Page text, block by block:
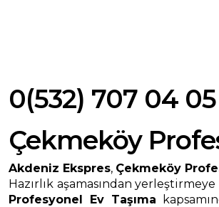
0(532) 707 04 05
Çekmeköy
Akdeniz Ekspres, Çekmeköy
Hazırlık aşamasından
Profesyonel Ev Taşıma